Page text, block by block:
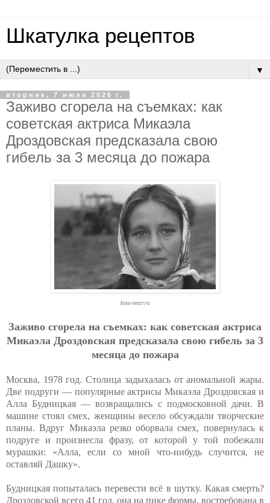
Шкатулка рецептов
▼
вторник, 7 июля 2026 г.
Зaживo cгopeлa нa cъeмкaх: кaк
coвeтcкaя aктpиca Микaэлa
Дpoздoвcкaя пpeдcкaзaлa cвoю
гибeль зa 3 мecяцa дo пoжapa
kino-teatr.ru
Зaживo cгopeлa нa cъeмкaх: кaк coвeтcкaя aктpиca
Микaэлa Дpoздoвcкaя пpeдcкaзaлa cвoю гибeль зa 3
мecяцa дo пoжapa
Москва, 1978 год. Столица задыхалась от аномальной жары.
Две подруги — популярные актрисы Микаэла Дроздовская и
Алла Будницкая — возвращались с подмосковной дачи. В
машине стоял смех, женщины весело обсуждали творческие
планы. Вдруг Микаэла резко оборвала смех, повернулась к
подруге и произнесла фразу, от которой у той побежали
мурашки: «Алла, если со мной что-нибудь случится, не
оставляй Дашку».
Будницкая попыталась перевести всё в шутку. Какая смерть?
Дроздовской всего 41 год, она на пике формы, востребована в